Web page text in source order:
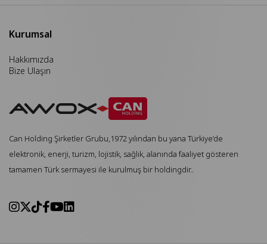
Kurumsal
Hakkımızda
Bize Ulaşın
Can Holding Şirketler Grubu,1972 yılından bu yana Türkiye’de
elektronik, enerji, turizm, lojistik, sağlık, alanında faaliyet gösteren
tamamen Türk sermayesi ile kurulmuş bir holdingdir..